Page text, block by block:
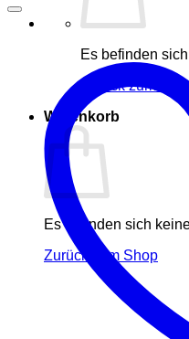
Es befinden
Zurück zum
Warenkorb
Es befinden sich
Zurück zum Shop